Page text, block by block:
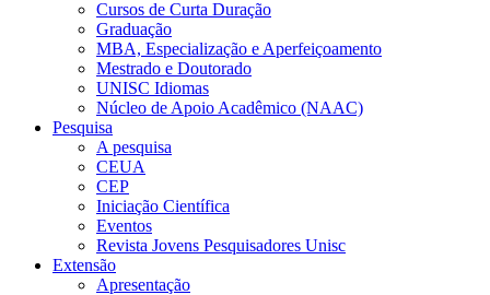
Cursos de Curta Duração
Graduação
MBA, Especialização e Aperfeiçoamento
Mestrado e Doutorado
UNISC Idiomas
Núcleo de Apoio Acadêmico (NAAC)
Pesquisa
A pesquisa
CEUA
CEP
Iniciação Científica
Eventos
Revista Jovens Pesquisadores Unisc
Extensão
Apresentação